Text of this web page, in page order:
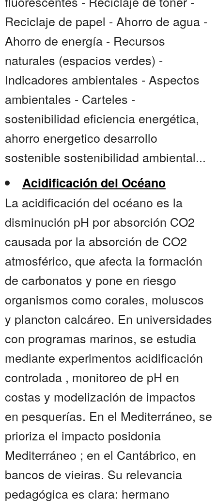
Reciclaje de papel - Ahorro de agua -
Ahorro de energía - Recursos
naturales (espacios verdes) -
Indicadores ambientales - Aspectos
ambientales - Carteles -
sostenibilidad eficiencia energética,
ahorro energetico desarrollo
sostenible sostenibilidad ambiental...
Acidificación del Océano
La acidificación del océano es la
disminución pH por absorción CO2
causada por la absorción de CO2
atmosférico, que afecta la formación
de carbonatos y pone en riesgo
organismos como corales, moluscos
y plancton calcáreo. En universidades
con programas marinos, se estudia
mediante experimentos acidificación
controlada , monitoreo de pH en
costas y modelización de impactos
en pesquerías. En el Mediterráneo, se
prioriza el impacto posidonia
Mediterráneo ; en el Cantábrico, en
bancos de vieiras. Su relevancia
pedagógica es clara: hermano